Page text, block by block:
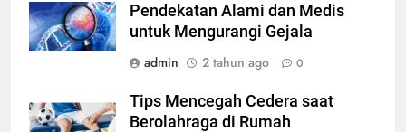
Pendekatan Alami dan Medis
untuk Mengurangi Gejala
admin
2 tahun ago 0
Tips Mencegah Cedera saat
Berolahraga di Rumah